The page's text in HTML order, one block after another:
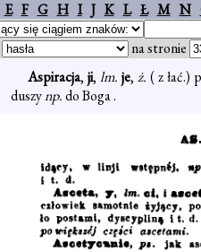
E F G H I J K L Ł M N
na stronie
Aspiracja, ji, lm. je, ż. ( z łać.)
duszynp.do Boga .